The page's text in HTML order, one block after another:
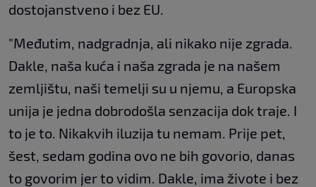
dostojanstveno i bez EU.
"Međutim, nadgradnja, ali nikako nije zgrada.
Dakle, naša kuća i naša zgrada je na našem
zemljištu, naši temelji su u njemu, a Europska
unija je jedna dobrodošla senzacija dok traje. I
to je to. Nikakvih iluzija tu nemam. Prije pet,
šest, sedam godina ovo ne bih govorio, danas
to govorim jer to vidim. Dakle, ima živote i bez